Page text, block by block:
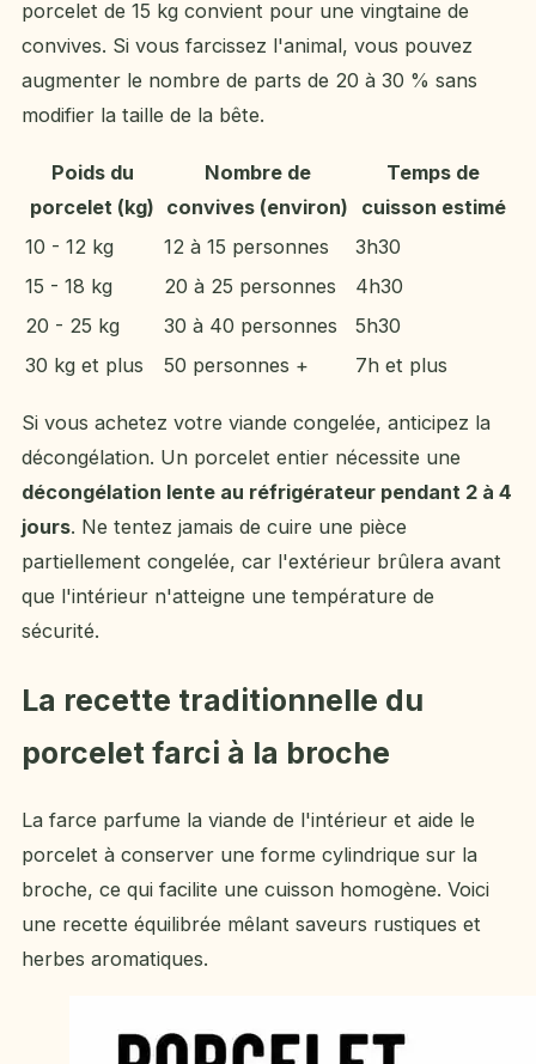
porcelet de 15 kg convient pour une vingtaine de
convives. Si vous farcissez l'animal, vous pouvez
augmenter le nombre de parts de 20 à 30 % sans
modifier la taille de la bête.
Poids du
porcelet (kg)
Nombre de
convives (environ)
Temps de
cuisson estimé
10 - 12 kg
12 à 15 personnes
3h30
15 - 18 kg
20 à 25 personnes
4h30
20 - 25 kg
30 à 40 personnes
5h30
30 kg et plus
50 personnes + 7h et plus
Si vous achetez votre viande congelée, anticipez la
décongélation. Un porcelet entier nécessite une
décongélation lente au réfrigérateur pendant 2 à 4
jours. Ne tentez jamais de cuire une pièce
partiellement congelée, car l'extérieur brûlera avant
que l'intérieur n'atteigne une température de
sécurité.
La recette traditionnelle du
porcelet farci à la broche
La farce parfume la viande de l'intérieur et aide le
porcelet à conserver une forme cylindrique sur la
broche, ce qui facilite une cuisson homogène. Voici
une recette équilibrée mêlant saveurs rustiques et
herbes aromatiques.